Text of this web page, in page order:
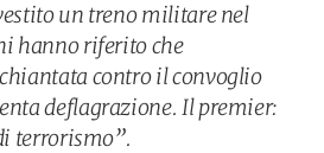
un treno militare nel
hanno riferito che
contro il convoglio
deflagrazione. Il premier:
terrorismo”.